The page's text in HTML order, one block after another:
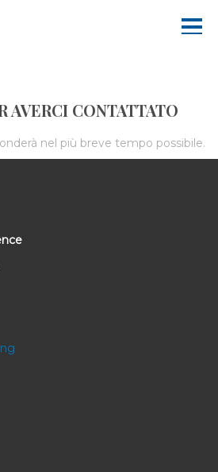
AVERCI CONTATTATO
nel più breve tempo possibile.